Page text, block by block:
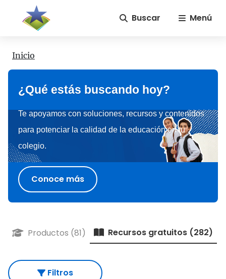
Buscar Menú
Inicio
¿Qué estás buscando hoy?
Te apoyamos con soluciones, recursos y contenidos
para potenciar la calidad de la educación en tu
colegio.
Conoce más
Productos (81) Recursos gratuitos (282)
Filtros